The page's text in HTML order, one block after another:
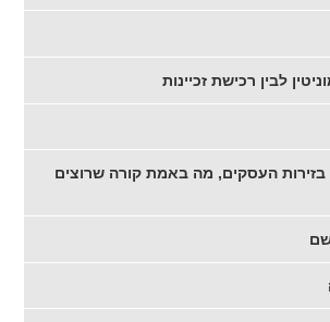
לבין רכישת זכיינות
בזירות העסקים, מה באמת קורה שרוצים
שם